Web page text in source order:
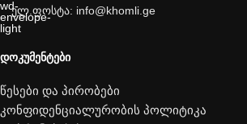
ელ.ფოსტა: info@khomli.ge
ᲓᲝᲙᲣᲛᲔᲜᲢᲔᲑᲘ
წესები და პირობები
კონფიდენციალურობის პოლიტიკა